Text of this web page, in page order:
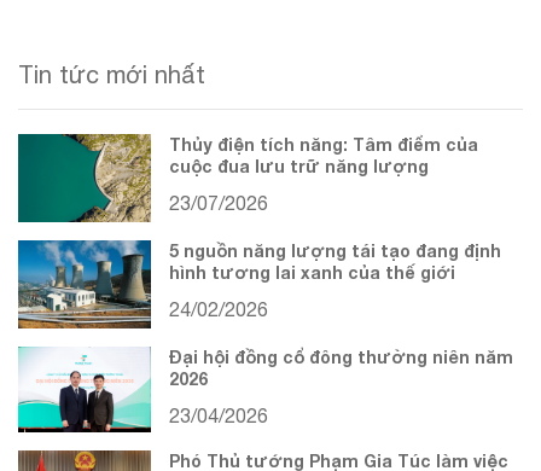
Tin tức mới nhất
Thủy điện tích năng: Tâm điểm của
cuộc đua lưu trữ năng lượng
23/07/2026
5 nguồn năng lượng tái tạo đang định
hình tương lai xanh của thế giới
24/02/2026
Đại hội đồng cổ đông thường niên năm
2026
23/04/2026
Phó Thủ tướng Phạm Gia Túc làm việc